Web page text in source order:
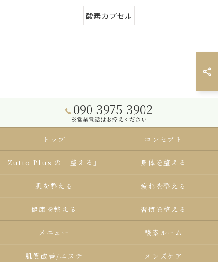
酸素カプセル
090-3975-3902
※営業電話はお控えください
トップ コンセプト
Zutto Plus の「整える」 身体を整える
肌を整える 疲れを整える
健康を整える 習慣を整える
メニュー 酸素ルーム
肌質改善/エステ メンズケア